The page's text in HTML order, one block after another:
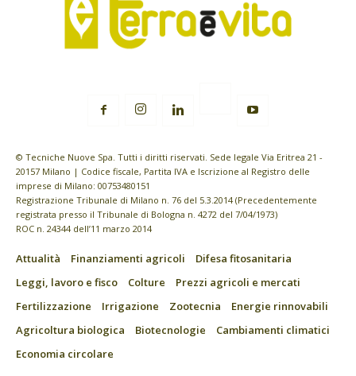
© Tecniche Nuove Spa. Tutti i diritti riservati. Sede legale Via Eritrea 21 -
20157 Milano | Codice fiscale, Partita IVA e Iscrizione al Registro delle
imprese di Milano: 00753480151
Registrazione Tribunale di Milano n. 76 del 5.3.2014 (Precedentemente
registrata presso il Tribunale di Bologna n. 4272 del 7/04/1973)
ROC n. 24344 dell’11 marzo 2014
Attualità Finanziamenti agricoli
Difesa fitosanitaria
Leggi, lavoro e fisco
Colture
Prezzi agricoli e mercati
Fertilizzazione
Irrigazione Zootecnia
Energie rinnovabili
Agricoltura biologica
Biotecnologie
Cambiamenti climatici
Economia circolare